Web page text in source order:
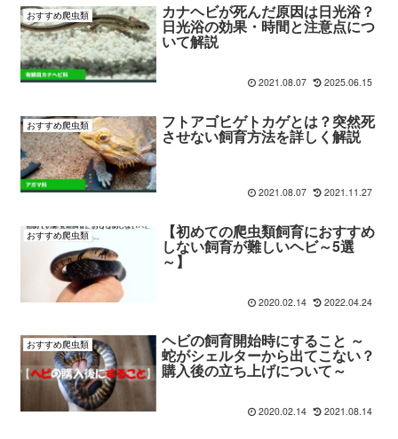
おすすめ爬虫類 カナヘビが死んだ原因は日光浴？
日光浴の効果・時間と注意点につ
いて解説
2021.08.07 2025.06.15
おすすめ爬虫類 フトアゴヒゲトカゲとは？突然死
させない飼育方法を詳しく解説
2021.08.07 2021.11.27
おすすめ爬虫類 【初めての爬虫類飼育におすすめ
しない飼育が難しいヘビ～5選
～】
2020.02.14 2022.04.24
おすすめ爬虫類 ヘビの飼育開始時にすること ～
蛇がシェルターから出てこない？
購入後の立ち上げについて～
2020.02.14 2021.08.14